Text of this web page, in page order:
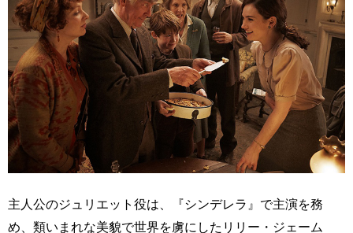
主人公のジュリエット役は、『シンデレラ』で主演を務
め、類いまれな美貌で世界を虜にしたリリー・ジェーム